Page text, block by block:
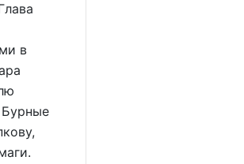
в
Бурные